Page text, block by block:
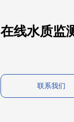
在线水质监
联系我们